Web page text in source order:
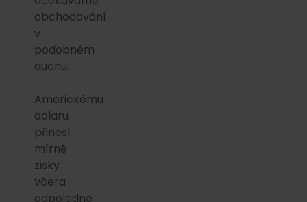
obchodování
v
podobném
duchu.
Americkému
dolaru
přinesl
mírné
zisky
včera
odpoledne